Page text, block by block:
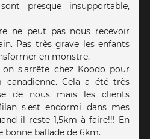
presque insupportable,
ne peut pas nous recevoir
Pas très grave les enfants
en monstre.
s'arrête chez Koodo pour
Cela a été très
de nous mais les clients
s'est endormi dans mes
il reste 1,5km à faire!!! En
bonne ballade de 6km.